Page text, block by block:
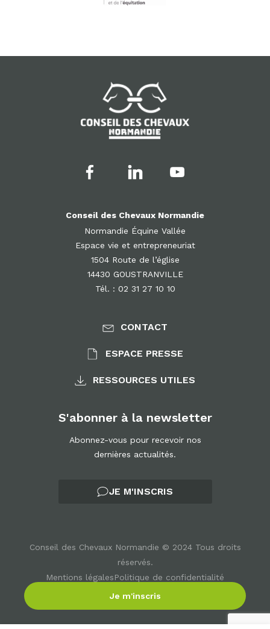
Je m'inscris
Conseil des Chevaux Normandie
Normandie Équine Vallée
Espace vie et entrepreneuriat
1504 Route de l’église
14430 GOUSTRANVILLE
Tél. : 02 31 27 10 10
CONTACT
ESPACE PRESSE
RESSOURCES UTILES
S'abonner à la newsletter
Abonnez-vous pour recevoir nos
dernières actualités.
JE M'INSCRIS
Conseil des Chevaux Normandie © 2024 Tous droits
réservés.
Mentions légalesPolitique de confidentialité
Gestion des cookiesRéalisé par EP Digital